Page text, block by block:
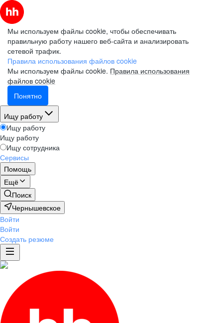
Мы используем файлы cookie, чтобы обеспечивать
правильную работу нашего веб-сайта и анализировать
сетевой трафик.
Правила использования файлов cookie
Мы используем файлы cookie. Правила использования
файлов cookie
Понятно
Ищу работу
Ищу работу
Ищу работу
Ищу сотрудника
Сервисы
Помощь
Ещё
Поиск
Чернышевское
Войти
Войти
Создать резюме